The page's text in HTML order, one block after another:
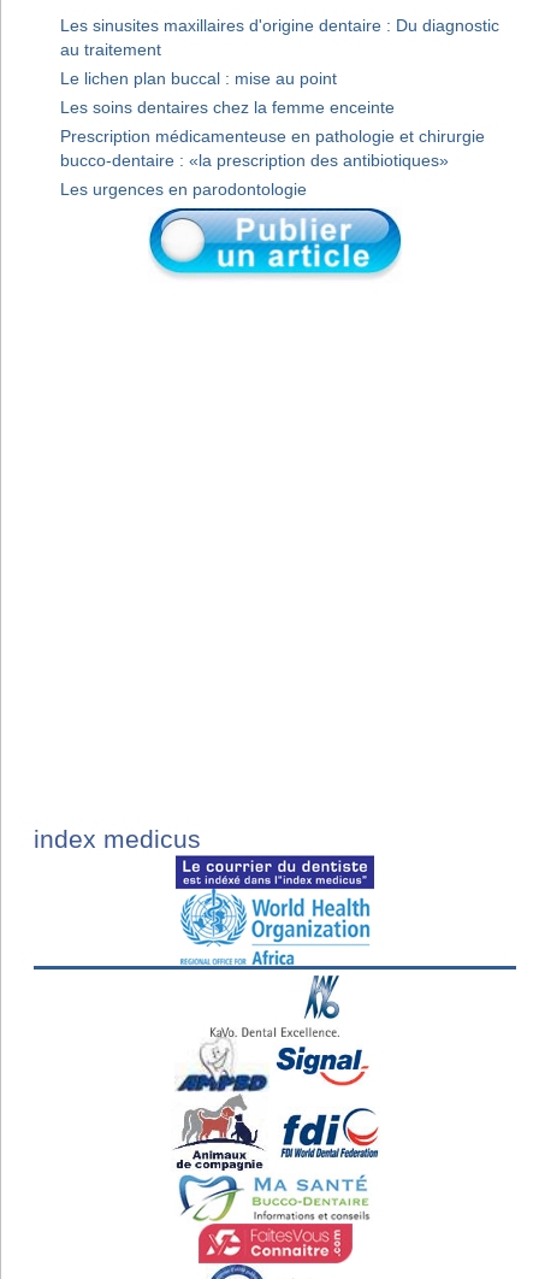
Les sinusites maxillaires d'origine dentaire : Du diagnostic
au traitement
Le lichen plan buccal : mise au point
Les soins dentaires chez la femme enceinte
Prescription médicamenteuse en pathologie et chirurgie
bucco-dentaire : «la prescription des antibiotiques»
Les urgences en parodontologie
index medicus